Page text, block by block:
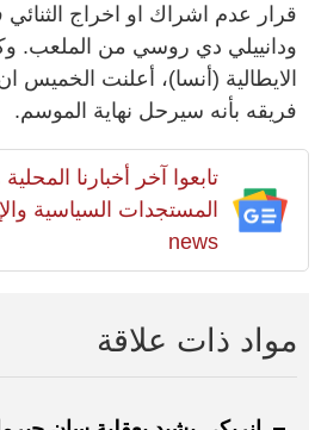
قرار عدم اشراك او اخراج
ودانييلي دي روسي من الملعب.
الايطالية (أنسا)، أعلنت الخميس
فريقه بأنه سيرحل نهاية الموسم.
تابعوا آخر أخبارنا
news
مواد ذات علاقة